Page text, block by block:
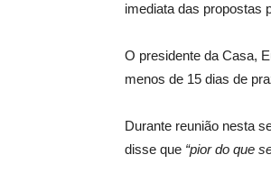
imediata das propostas
O presidente da Casa,
menos de 15 dias de
Durante reunião nesta
disse que “pior do que